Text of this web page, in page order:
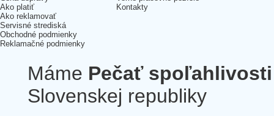
Ako platiť
Ako reklamovať
Servisné strediská
Obchodné podmienky
Reklamačné podmienky
Kontakty
Máme Pečať spoľahlivosti
Slovenskej republiky